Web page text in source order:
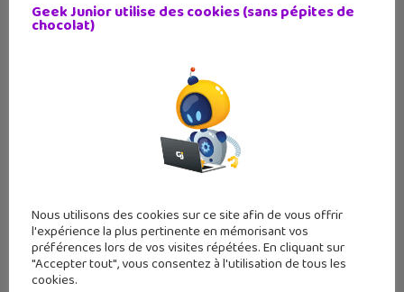
Le récap de la semaine : tous les
articles de Geek Junior pour ne rien
31 janvier 2016
Voici tous les articles publiés cette semaine
et notre coup de cœur. C'est une semaine
un peu spéciale pour Geek Junior.
Geek Junior utilise des cookies (sans pépites de
chocolat)
Nous utilisons des cookies sur ce site afin de vous offrir
l'expérience la plus pertinente en mémorisant vos
préférences lors de vos visites répétées. En cliquant sur
"Accepter tout", vous consentez à l'utilisation de tous les
cookies.